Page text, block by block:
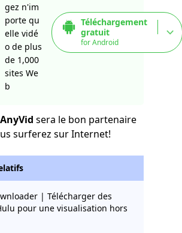
gez n'im
porte qu
elle vidé
o de plus
de 1,000
sites We
b
Téléchargement
gratuit
for Android
AnyVid sera le bon partenaire
surferez sur Internet!
| Télécharger des
pour une visualisation hors